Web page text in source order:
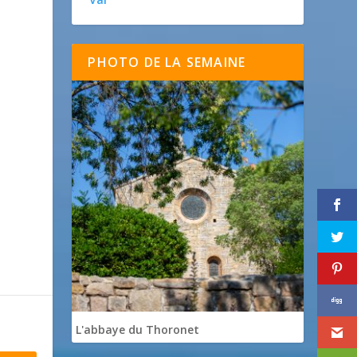
PHOTO DE LA SEMAINE
L'abbaye du Thoronet